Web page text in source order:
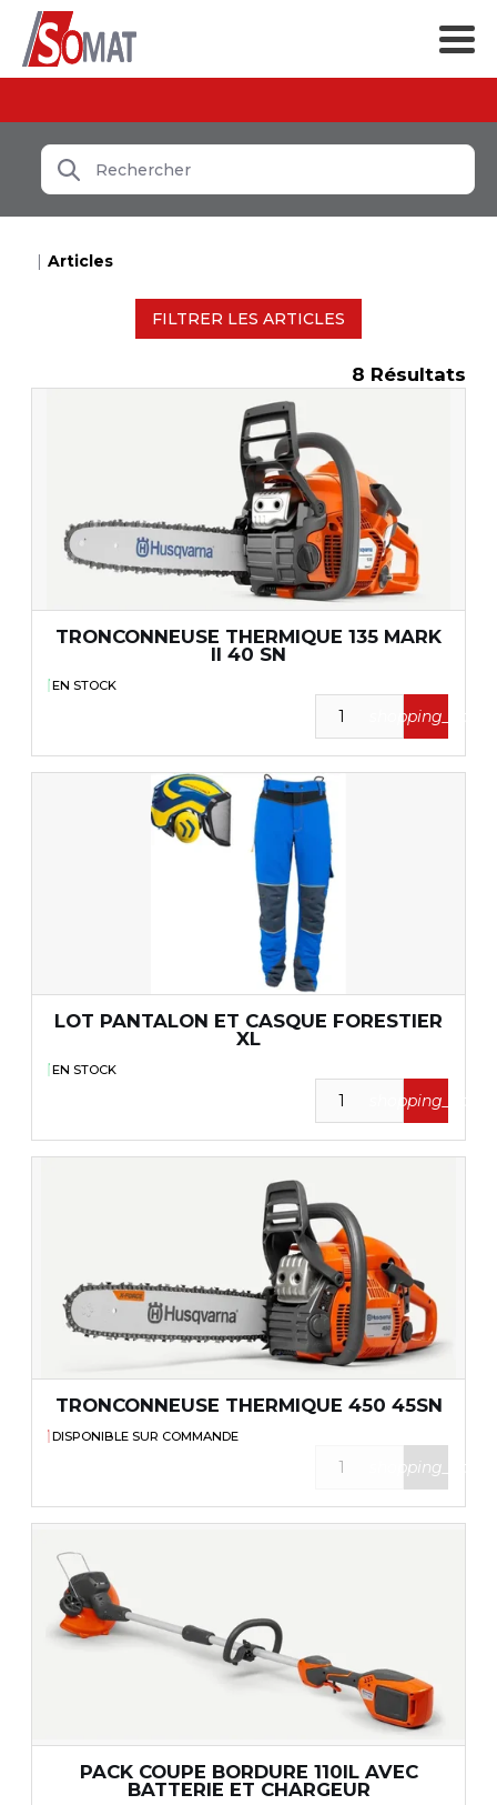
Articles
FILTRER LES ARTICLES
8 Résultats
TRONCONNEUSE THERMIQUE 135 MARK
II 40 SN
EN STOCK
shopping_cart
LOT PANTALON ET CASQUE FORESTIER
XL
EN STOCK
shopping_cart
TRONCONNEUSE THERMIQUE 450 45SN
DISPONIBLE SUR COMMANDE
shopping_cart
PACK COUPE BORDURE 110IL AVEC
BATTERIE ET CHARGEUR